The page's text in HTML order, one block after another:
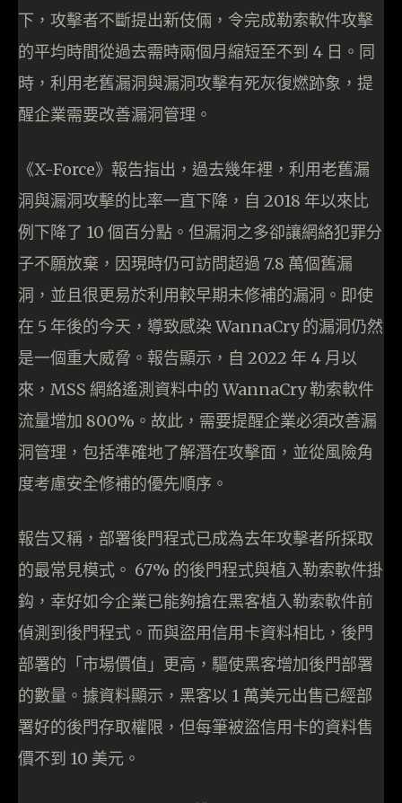
下，攻擊者不斷提出新伎倆，令完成勒索軟件攻擊
的平均時間從過去需時兩個月縮短至不到 4 日。同
時，利用老舊漏洞與漏洞攻擊有死灰復燃跡象，提
醒企業需要改善漏洞管理。
《X-Force》報告指出，過去幾年裡，利用老舊漏
洞與漏洞攻擊的比率一直下降，自 2018 年以來比
例下降了 10 個百分點。但漏洞之多卻讓網絡犯罪分
子不願放棄，因現時仍可訪問超過 7.8 萬個舊漏
洞，並且很更易於利用較早期未修補的漏洞。即使
在 5 年後的今天，導致感染 WannaCry 的漏洞仍然
是一個重大威脅。報告顯示，自 2022 年 4 月以
來，MSS 網絡遙測資料中的 WannaCry 勒索軟件
流量增加 800%。故此，需要提醒企業必須改善漏
洞管理，包括準確地了解潛在攻擊面，並從風險角
度考慮安全修補的優先順序。
報告又稱，部署後門程式已成為去年攻擊者所採取
的最常見模式。 67% 的後門程式與植入勒索軟件掛
鈎，幸好如今企業已能夠搶在黑客植入勒索軟件前
偵測到後門程式。而與盜用信用卡資料相比，後門
部署的「市場價值」更高，驅使黑客增加後門部署
的數量。據資料顯示，黑客以 1 萬美元出售已經部
署好的後門存取權限，但每筆被盜信用卡的資料售
價不到 10 美元。